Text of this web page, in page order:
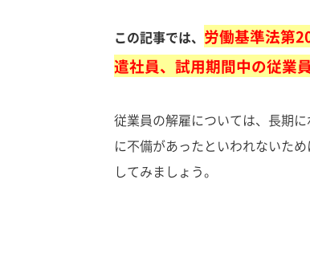
この記事では、 労働基準法第
遣社員、試用期間中の従業
従業員の解雇については、長期
に不備があったといわれないた
してみましょう。